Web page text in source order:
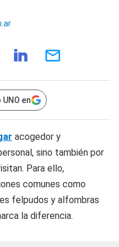
en
acogedor y
sino también por
Para ello,
comunes como
felpudos y alfombras
la diferencia.